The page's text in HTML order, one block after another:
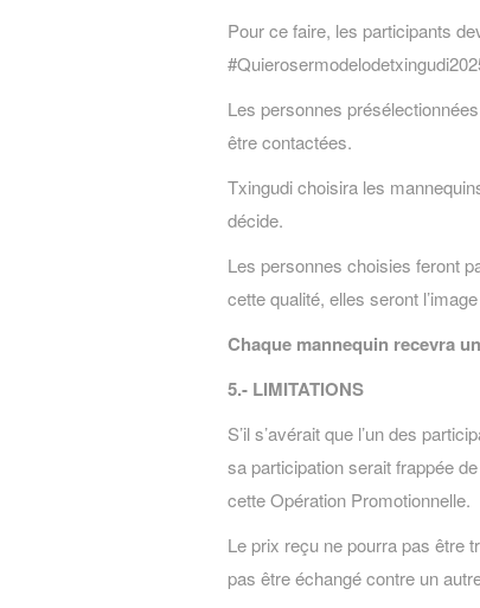
Pour ce faire, les participants
Les personnes
être contactées.
Txingudi choisira les
décide.
Les personnes choisies feront
cette qualité, elles seront
Chaque mannequin recevra
5.- LIMITATIONS
S’il s’avérait que l’un des
sa participation serait frappée
cette Opération Promotionnelle.
Le prix reçu ne pourra pas être
pas être échangé contre un